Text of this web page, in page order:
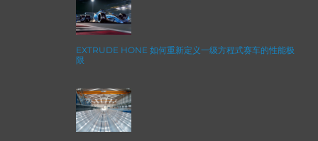
EXTRUDE HONE 如何重新定义一级方程式赛车的性能极
限